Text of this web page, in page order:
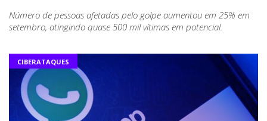
Número de pessoas afetadas pelo golpe aumentou em 25% em
setembro, atingindo quase 500 mil vítimas em potencial.
CIBERATAQUES